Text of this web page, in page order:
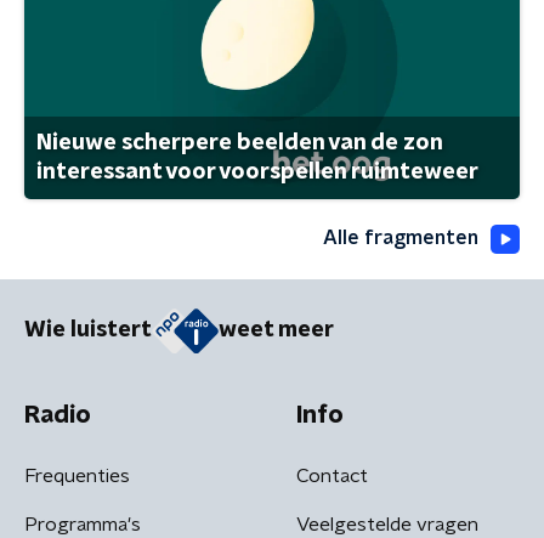
Nieuwe scherpere beelden van de zon
interessant voor voorspellen ruimteweer
Alle fragmenten
Wie luistert weet meer
Radio
Frequenties
Programma's
Info
Contact
Veelgestelde vragen